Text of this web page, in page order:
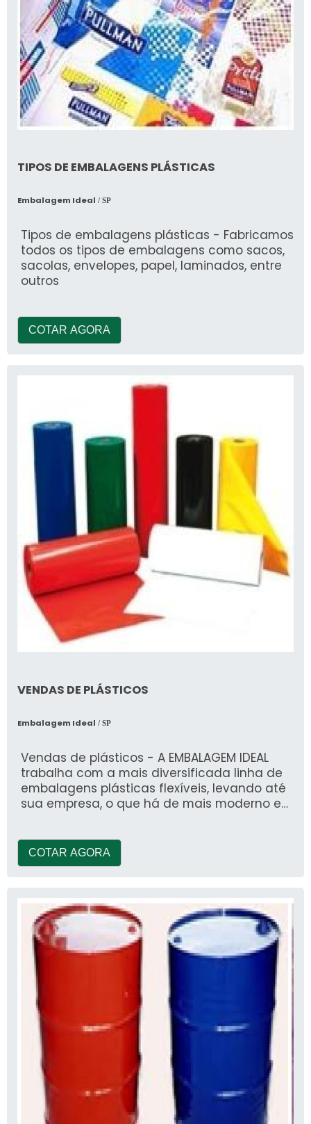
dos seus colaboradores e a imagem
profissional da sua empresa.
TIPOS DE EMBALAGENS PLÁSTICAS
Embalagem Ideal / SP
Tipos de embalagens plásticas - Fabricamos
todos os tipos de embalagens como sacos,
sacolas, envelopes, papel, laminados, entre
outros
COTAR AGORA
VENDAS DE PLÁSTICOS
Embalagem Ideal / SP
Vendas de plásticos - A EMBALAGEM IDEAL
trabalha com a mais diversificada linha de
embalagens plásticas flexíveis, levando até
sua empresa, o que há de mais moderno em
COTAR AGORA